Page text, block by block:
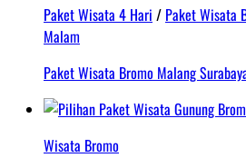
Paket Wisata 4 Hari / Paket Wisata
Malam
Paket Wisata Bromo Malang
Wisata Bromo